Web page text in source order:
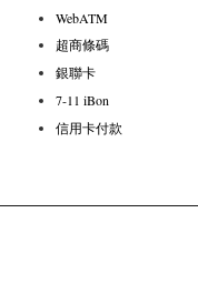
WebATM
超商條碼
銀聯卡
7-11 iBon
信用卡付款